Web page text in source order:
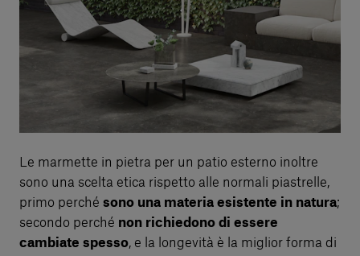
Le marmette in pietra per un patio esterno inoltre
sono una scelta etica rispetto alle normali piastrelle,
primo perché sono una materia esistente in natura;
secondo perché non richiedono di essere
cambiate spesso, e la longevità è la miglior forma di